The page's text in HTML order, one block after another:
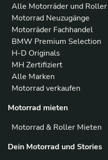
Alle Motorräder und Roller
Motorrad Neuzugänge
Motorräder Fachhandel
BMW Premium Selection
H-D Originals
MH Zertifiziert
Alle Marken
Motorrad verkaufen
Motorrad mieten
Motorrad & Roller Mieten
Dein Motorrad und Stories